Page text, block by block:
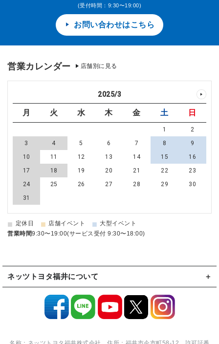
(受付時間：9:30〜19:00)
お問い合わせはこちら
営業カレンダー 店舗別に見る
2025/3
月 火 水 木 金 土 日
1
2
3
4 5 6 7 8
9
10
11 12 13 14 15
16
17
18 19 20 21 22
23
24
25 26 27 28 29
30
31
■ 定休日 ■ 店舗イベント ■ 大型イベント
営業時間9:30〜19:00(サービス受付 9:30〜18:00)
ネッツトヨタ福井について